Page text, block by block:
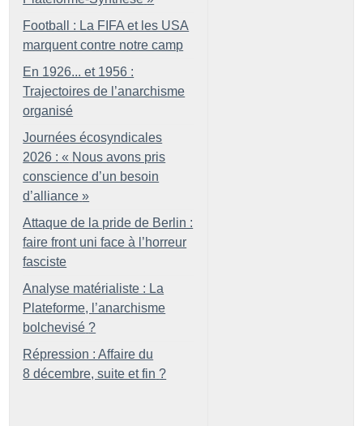
Football : La FIFA et les USA
marquent contre notre camp
En 1926... et 1956 :
Trajectoires de l’anarchisme
organisé
Journées écosyndicales
2026 : « Nous avons pris
conscience d’un besoin
d’alliance »
Attaque de la pride de Berlin :
faire front uni face à l’horreur
fasciste
Analyse matérialiste : La
Plateforme, l’anarchisme
bolchevisé ?
Répression : Affaire du
8 décembre, suite et fin ?